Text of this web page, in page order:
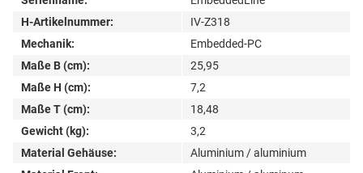
H-Artikelnummer:
IV-Z318
Mechanik:
Embedded-PC
Maße B (cm):
25,95
Maße H (cm):
7,2
Maße T (cm):
18,48
Gewicht (kg):
3,2
Material Gehäuse:
Aluminium / aluminium